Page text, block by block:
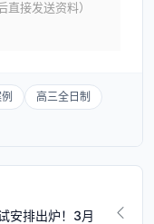
直接发送资料）
高三全日制
安排出炉！3月